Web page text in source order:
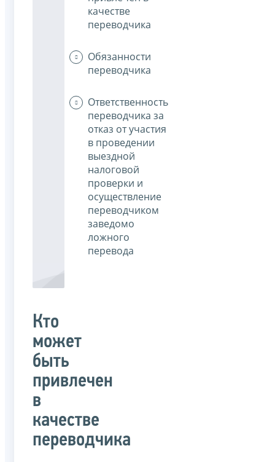
качестве
переводчика
Обязанности
переводчика
Ответственность
переводчика за
отказ от участия
в проведении
выездной
налоговой
проверки и
осуществление
переводчиком
заведомо
ложного
перевода
Кто
может
быть
привлечен
в
качестве
переводчика